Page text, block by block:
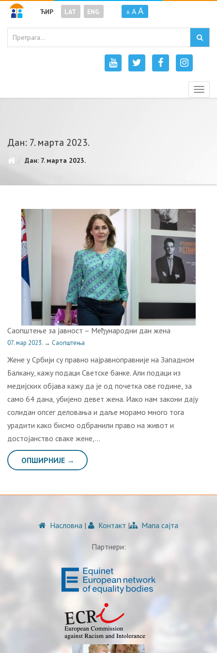
ЋИР LAT ENG A A A
Дан: 7. марта 2023.
Дан: 7. марта 2023.
Саопштење за јавност – Међународни дан жена
07. мар 2023. → Саопштења
Жене у Србији су правно најравноправније на Западном
Балкану, кажу подаци Светске банке. Али подаци из
медијских објава кажу да је од почетка ове године, за
само 64 дана, убијено девет жена. Иако нам закони дају
солидан опсег деловања и даље морамо много тога
урадити како бисмо одбранили право на живот и
достојанство сваке жене,…
ОПШИРНИЈЕ →
Насловна | Контакт | Мапа сајта
Партнери: